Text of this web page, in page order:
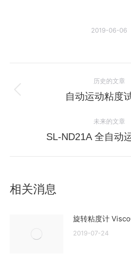
2019-06-06
章
历史的文章
历
的
文
自动运动粘度
未来的文章
未
SL-ND21A 全自动
相关消息
旋转粘度计
2019-07-24